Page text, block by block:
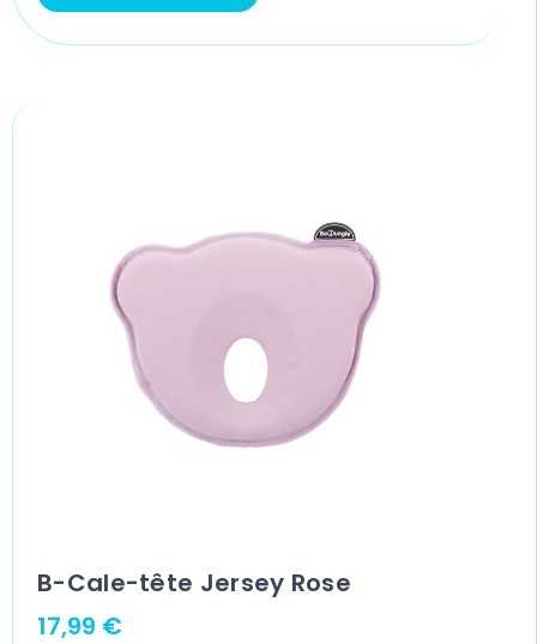
B-Cale-tête Jersey Rose
17,99 €